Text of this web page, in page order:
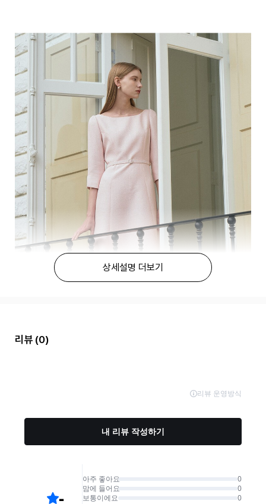
상세설명 더보기
리뷰 (0)